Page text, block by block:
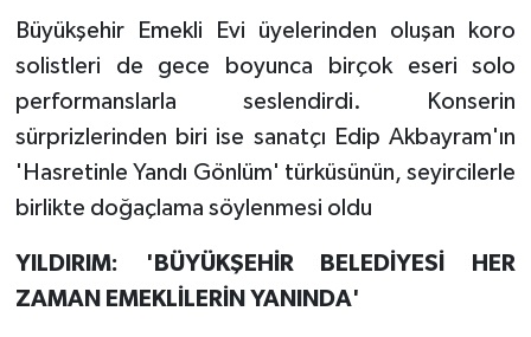
Büyükşehir Emekli Evi üyelerinden oluşan koro
solistleri de gece boyunca birçok eseri solo
performanslarla seslendirdi. Konserin
sürprizlerinden biri ise sanatçı Edip Akbayram'ın
'Hasretinle Yandı Gönlüm' türküsünün, seyircilerle
birlikte doğaçlama söylenmesi oldu
YILDIRIM: 'BÜYÜKŞEHİR BELEDİYESİ HER
ZAMAN EMEKLİLERİN YANINDA'